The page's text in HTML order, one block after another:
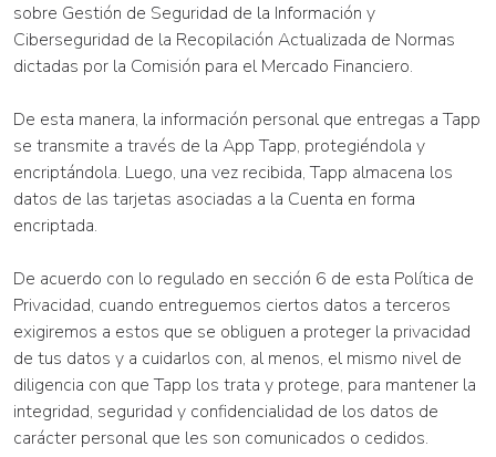
sobre Gestión de Seguridad de la Información y
Ciberseguridad de la Recopilación Actualizada de Normas
dictadas por la Comisión para el Mercado Financiero.
De esta manera, la información personal que entregas a Tapp
se transmite a través de la App Tapp, protegiéndola y
encriptándola. Luego, una vez recibida, Tapp almacena los
datos de las tarjetas asociadas a la Cuenta en forma
encriptada.
De acuerdo con lo regulado en sección 6 de esta Política de
Privacidad, cuando entreguemos ciertos datos a terceros
exigiremos a estos que se obliguen a proteger la privacidad
de tus datos y a cuidarlos con, al menos, el mismo nivel de
diligencia con que Tapp los trata y protege, para mantener la
integridad, seguridad y confidencialidad de los datos de
carácter personal que les son comunicados o cedidos.